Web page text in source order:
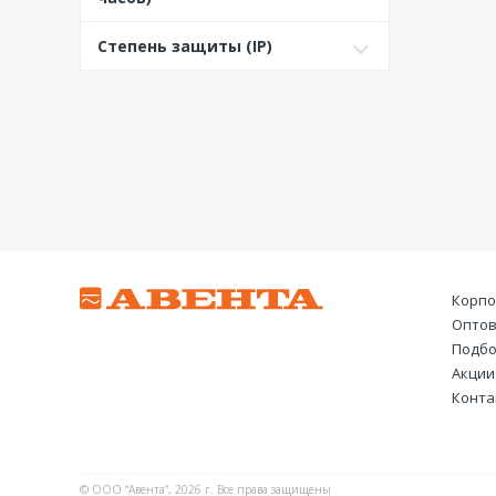
600-690 В (50+60 Гц) черная
Степень защиты (IP)
Акции
© ООО “Авента”, 2026 г. Все права защищены